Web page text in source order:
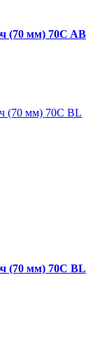
(70 мм) 70C AB
(70 мм) 70C BL